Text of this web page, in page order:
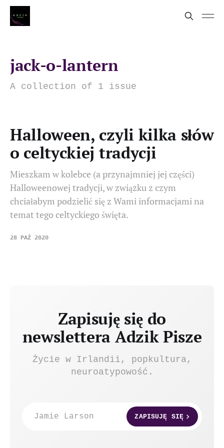
jack-o-lantern
A collection of 1 issue
Halloween, czyli kilka słów
o celtyckiej tradycji
Mieszkam w kolebce (a przynajmniej jej części)
Halloweenowej tradycji, w związku z czym
chciałabym podzielić się z Wami informacjami na
temat tego celtyckiego święta.
28 PAŹ 2020
Zapisuję się do
newslettera Adzik Pisze
Życie w Irlandii, popkultura,
neuroatypowość.
Jamie Larson ZAPISUJĘ SIĘ